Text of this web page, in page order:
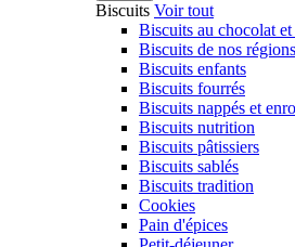
Biscuits Voir tout
Biscuits au chocolat
Biscuits de nos régions
Biscuits enfants
Biscuits fourrés
Biscuits nappés et
Biscuits nutrition
Biscuits pâtissiers
Biscuits sablés
Biscuits tradition
Cookies
Pain d'épices